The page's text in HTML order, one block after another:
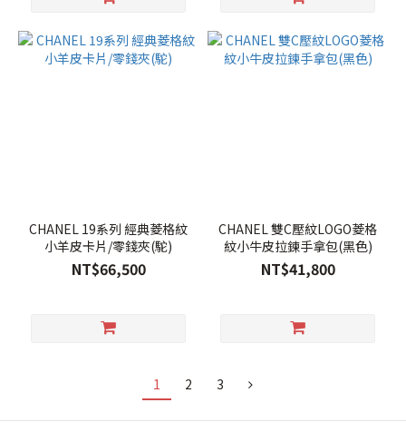
CHANEL 19系列 經典菱格紋
小羊皮卡片/零錢夾(駝)
NT$66,500
CHANEL 雙C壓紋LOGO菱格
紋小牛皮拉鍊手拿包(黑色)
NT$41,800
1 2 3